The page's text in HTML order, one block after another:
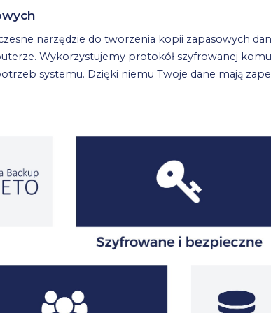
narzędzie do tworzenia kopii zapasowych
Wykorzystujemy protokół szyfrowanej
systemu. Dzięki niemu Twoje dane mają